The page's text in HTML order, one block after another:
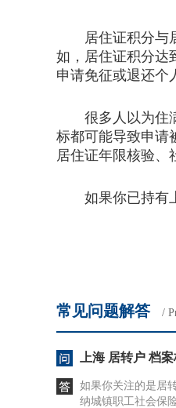
居住证积分与居
如，居住证积分达
申请免征或退还个
很多人以为住满
标都可能导致申请
居住证年限核验、
如果你已持有上
常见问题解答 /
上海 居转户 档
如果你关注的是居
纳城镇职工社会保